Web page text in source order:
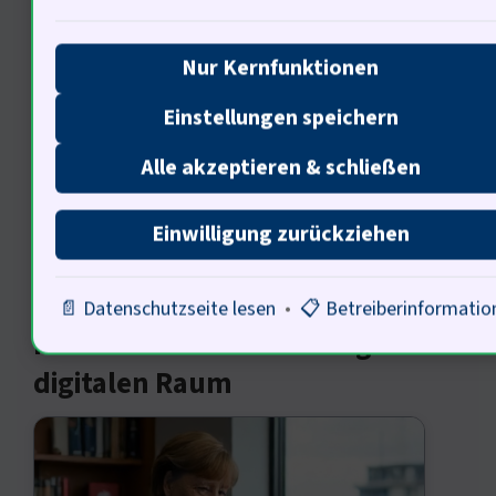
Schäden zu minimieren. Wie können
wir sicherstellen, dass die
Verantwortung für
Falschinformationen auch ökonomisch
getragen wird?
Politische Verantwortung im
digitalen Raum
Nur Kernfunktionen
Einstellungen speichern
Alle akzeptieren & schließen
Einwilligung zurückziehen
📄 Datenschutzseite lesen • 📋